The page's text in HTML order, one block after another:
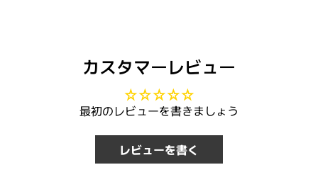
カスタマーレビュー
最初のレビューを書きましょう
レビューを書く